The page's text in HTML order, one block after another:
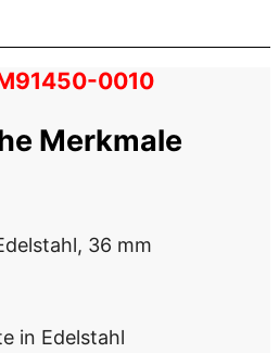
0010
Merkmale
36 mm
in Edelstahl